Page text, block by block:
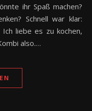
ihr Spaß machen?
Schnell war klar:
liebe es zu kochen,
also.…